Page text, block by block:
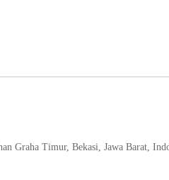
Graha Timur, Bekasi, Jawa Barat,